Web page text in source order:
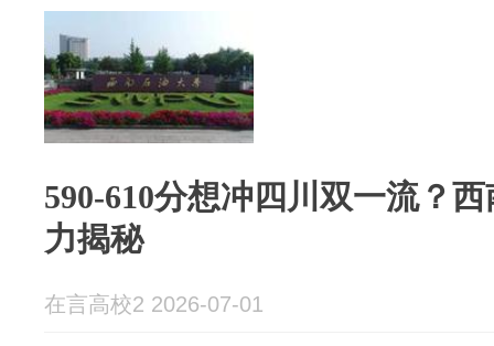
590-610分想冲四川双一流？
力揭秘
在言高校2 2026-07-01